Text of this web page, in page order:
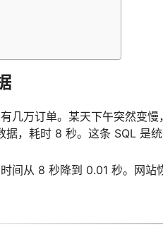
几万订单。某天下午突然变
，耗时 8 秒。这条 SQL 是
间从 8 秒降到 0.01 秒。网